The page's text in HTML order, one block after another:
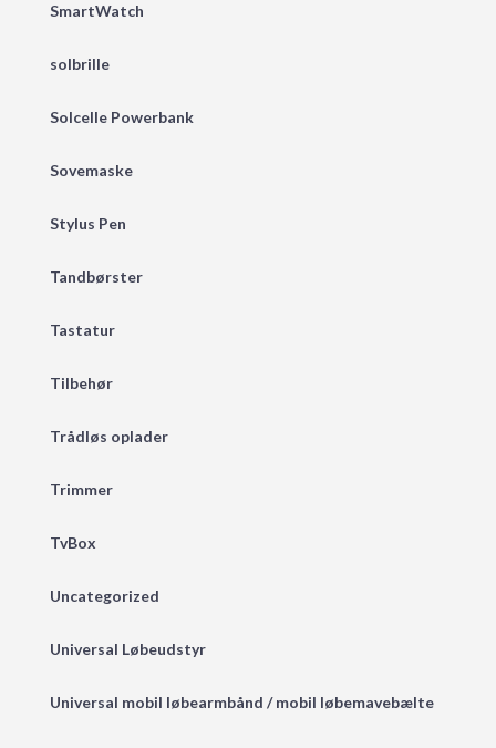
SmartWatch
solbrille
Solcelle Powerbank
Sovemaske
Stylus Pen
Tandbørster
Tastatur
Tilbehør
Trådløs oplader
Trimmer
TvBox
Uncategorized
Universal Løbeudstyr
Universal mobil løbearmbånd / mobil løbemavebælte